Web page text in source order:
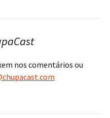
nos comentários ou